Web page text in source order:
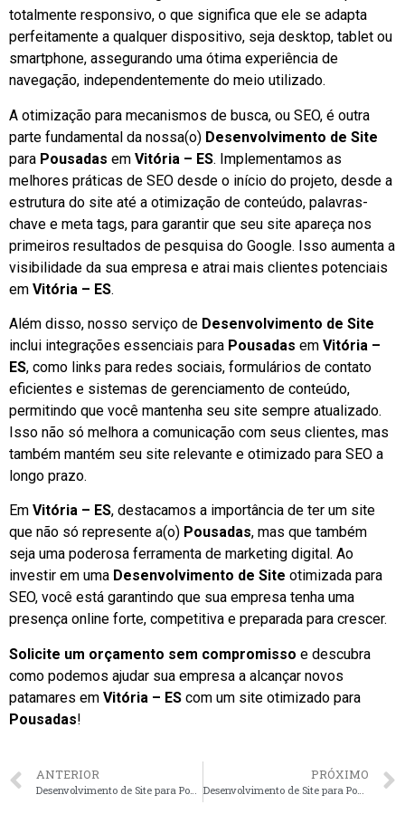
totalmente responsivo, o que significa que ele se adapta
perfeitamente a qualquer dispositivo, seja desktop, tablet ou
smartphone, assegurando uma ótima experiência de
navegação, independentemente do meio utilizado.
A otimização para mecanismos de busca, ou SEO, é outra
parte fundamental da nossa(o) Desenvolvimento de Site
para Pousadas em Vitória – ES. Implementamos as
melhores práticas de SEO desde o início do projeto, desde a
estrutura do site até a otimização de conteúdo, palavras-
chave e meta tags, para garantir que seu site apareça nos
primeiros resultados de pesquisa do Google. Isso aumenta a
visibilidade da sua empresa e atrai mais clientes potenciais
em Vitória – ES.
Além disso, nosso serviço de Desenvolvimento de Site
inclui integrações essenciais para Pousadas em Vitória –
ES, como links para redes sociais, formulários de contato
eficientes e sistemas de gerenciamento de conteúdo,
permitindo que você mantenha seu site sempre atualizado.
Isso não só melhora a comunicação com seus clientes, mas
também mantém seu site relevante e otimizado para SEO a
longo prazo.
Em Vitória – ES, destacamos a importância de ter um site
que não só represente a(o) Pousadas, mas que também
seja uma poderosa ferramenta de marketing digital. Ao
investir em uma Desenvolvimento de Site otimizada para
SEO, você está garantindo que sua empresa tenha uma
presença online forte, competitiva e preparada para crescer.
Solicite um orçamento sem compromisso e descubra
como podemos ajudar sua empresa a alcançar novos
patamares em Vitória – ES com um site otimizado para
Pousadas!
ANTERIOR
Desenvolvimento de Site para Pousadas em Maringá – PR faça seu orçamento
PRÓXIMO
Desenvolvimento de Site para Pousadas em Blumenau – SC faça seu orçamento